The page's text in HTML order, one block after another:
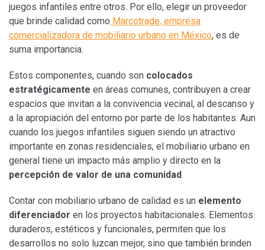
juegos infantiles entre otros. Por ello, elegir un proveedor
que brinde calidad como Marcotrade, empresa
comercializadora de mobiliario urbano en México, es de
suma importancia.
Estos componentes, cuando son colocados
estratégicamente en áreas comunes, contribuyen a crear
espacios que invitan a la convivencia vecinal, al descanso y
a la apropiación del entorno por parte de los habitantes. Aun
cuando los juegos infantiles siguen siendo un atractivo
importante en zonas residenciales, el mobiliario urbano en
general tiene un impacto más amplio y directo en la
percepción de valor de una comunidad.
Contar con mobiliario urbano de calidad es un elemento
diferenciador en los proyectos habitacionales. Elementos
duraderos, estéticos y funcionales, permiten que los
desarrollos no solo luzcan mejor, sino que también brinden